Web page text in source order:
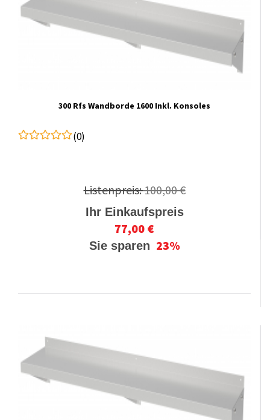
300 Rfs Wandborde 1600 Inkl. Konsoles
(0)
Listenpreis:100,00 €
Ihr Einkaufspreis
77,00 €
Sie sparen 23%